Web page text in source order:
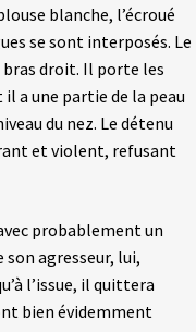
blanche, l’écroué
se sont interposés. Le
bras droit. Il porte les
il a une partie de la peau
du nez. Le détenu
et violent, refusant
probablement un
son agresseur, lui,
l’issue, il quittera
bien évidemment